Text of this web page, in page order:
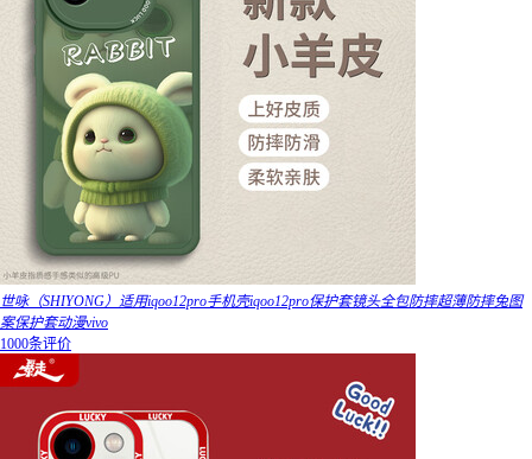
世咏（SHIYONG）适用iqoo12pro手机壳iqoo12pro保护套镜头全包防摔超薄防摔兔图
案保护套动漫vivo
1000条评价